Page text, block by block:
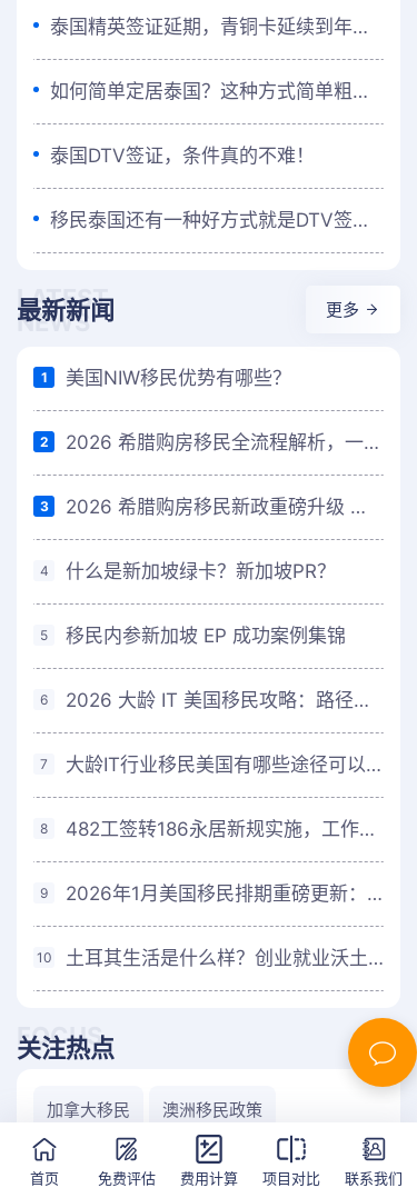
泰国精英签证延期，青铜卡延续到年底！
如何简单定居泰国？这种方式简单粗暴！
泰国DTV签证，条件真的不难！
移民泰国还有一种好方式就是DTV签证！
LATEST
NEWS
最新新闻 更多
1 美国NIW移民优势有哪些？
2 2026 希腊购房移民全流程解析，一篇讲清楚
3 2026 希腊购房移民新政重磅升级 欧盟高性价比移民首选再迎利好
4 什么是新加坡绿卡？新加坡PR？
5 移民内参新加坡 EP 成功案例集锦
6 2026 大龄 IT 美国移民攻略：路径选择与申请避坑指南
7 大龄IT行业移民美国有哪些途径可以选择？
8 482工签转186永居新规实施，工作经验需要密切关注！
9 2026年1月美国移民排期重磅更新：职业移民迎大幅前进
10 土耳其生活是什么样？创业就业沃土，福利兜底！
FOCUS
关注热点
加拿大移民 澳洲移民政策
加拿大移民费用 移民中介
首页 免费评估 费用计算 项目对比 联系我们